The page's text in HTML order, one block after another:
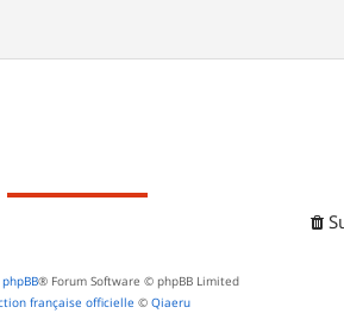
phpBB® Forum Software © phpBB Limited
française officielle © Qiaeru